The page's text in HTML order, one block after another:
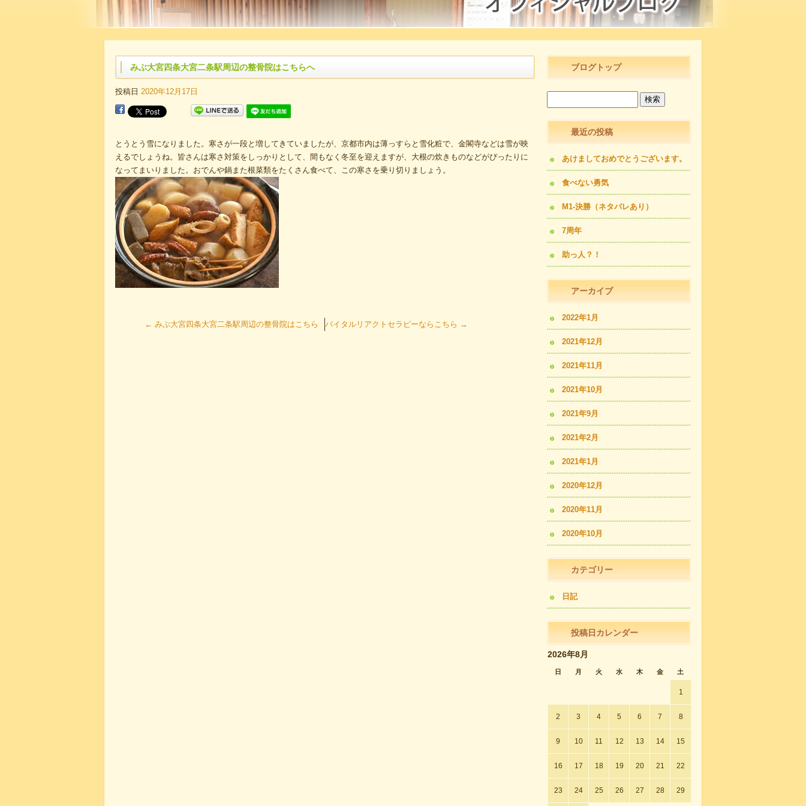
みぶ大宮四条大宮二条駅周辺の整骨院はこちらへ
投稿日 2020年12月17日
とうとう雪になりました。寒さが一段と増してきていましたが、京都市内は薄っすらと雪化粧で、金閣寺などは雪が映
えるでしょうね。皆さんは寒さ対策をしっかりとして、間もなく冬至を迎えますが、大根の炊きものなどがぴったりに
なってまいりました。おでんや鍋また根菜類をたくさん食べて、この寒さを乗り切りましょう。
← みぶ大宮四条大宮二条駅周辺の整骨院はこちら バイタルリアクトセラピーならこちら →
ブログトップ
最近の投稿
あけましておめでとうございます。
食べない勇気
M1-決勝（ネタバレあり）
7周年
助っ人？！
アーカイブ
2022年1月
2021年12月
2021年11月
2021年10月
2021年9月
2021年2月
2021年1月
2020年12月
2020年11月
2020年10月
カテゴリー
日記
投稿日カレンダー
2026年8月
日 月 火 水 木 金 土
1
2 3 4 5 6 7 8
9 10 11 12 13 14 15
16 17 18 19 20 21 22
23 24 25 26 27 28 29